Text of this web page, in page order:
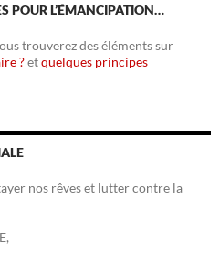
POUR L’ÉMANCIPATION…
trouverez des éléments sur
?etquelques principes
nos rêves et lutter contre la